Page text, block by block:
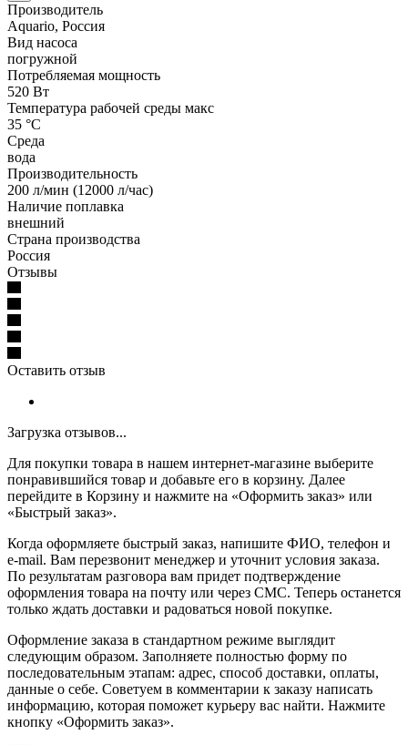
Производитель
Aquario, Россия
Вид насоса
погружной
Потребляемая мощность
520 Вт
Температура рабочей среды макс
35 °С
Среда
вода
Производительность
200 л/мин (12000 л/час)
Наличие поплавка
внешний
Страна производства
Россия
Отзывы
Оставить отзыв
Загрузка отзывов...
Для покупки товара в нашем интернет-магазине выберите
понравившийся товар и добавьте его в корзину. Далее
перейдите в Корзину и нажмите на «Оформить заказ» или
«Быстрый заказ».
Когда оформляете быстрый заказ, напишите ФИО, телефон и
e-mail. Вам перезвонит менеджер и уточнит условия заказа.
По результатам разговора вам придет подтверждение
оформления товара на почту или через СМС. Теперь останется
только ждать доставки и радоваться новой покупке.
Оформление заказа в стандартном режиме выглядит
следующим образом. Заполняете полностью форму по
последовательным этапам: адрес, способ доставки, оплаты,
данные о себе. Советуем в комментарии к заказу написать
информацию, которая поможет курьеру вас найти. Нажмите
кнопку «Оформить заказ».